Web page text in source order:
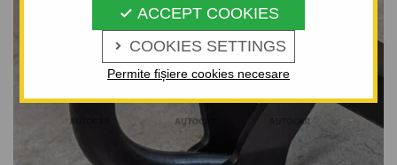
 COOKIES SETTINGS
 ACCEPT COOKIES
Permite fișiere cookies necesare